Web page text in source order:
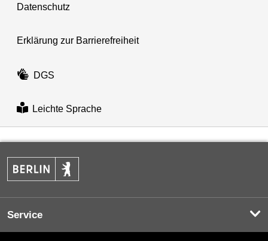
Datenschutz
Erklärung zur Barrierefreiheit
DGS
Leichte Sprache
Service